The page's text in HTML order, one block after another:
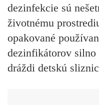
dezinfekcie sú
životnému
opakované
dezinfikátorov silno
dráždi detskú